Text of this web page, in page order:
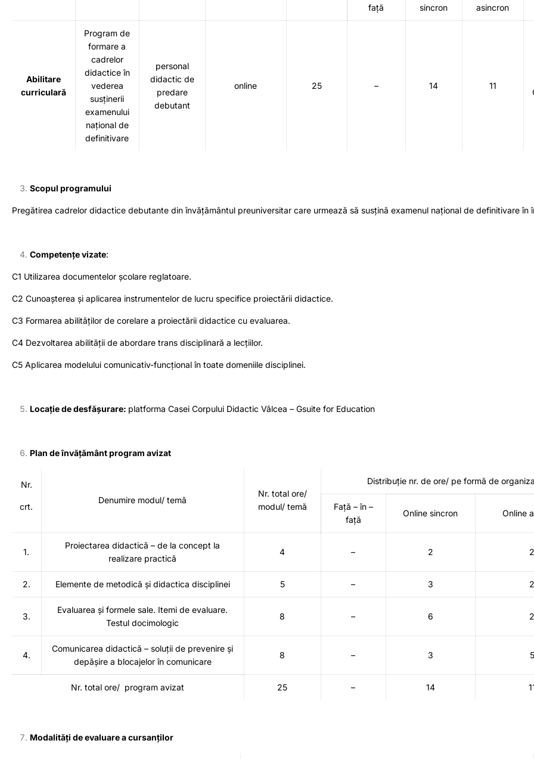
față
sincron
asincron
Abilitare
curriculară
Program de
formare a
cadrelor
didactice în
vederea
susținerii
examenului
național de
definitivare
personal
didactic de
predare
debutant
online 25 – 14 11
Scopul programului
Pregătirea cadrelor didactice debutante din învățământul preuniversitar care urmează să susțină examenul național de definitivare în
Competențe vizate:
C1 Utilizarea documentelor școlare reglatoare.
C2 Cunoașterea și aplicarea instrumentelor de lucru specifice proiectării didactice.
C3 Formarea abilităților de corelare a proiectării didactice cu evaluarea.
C4 Dezvoltarea abilității de abordare trans disciplinară a lecțiilor.
C5 Aplicarea modelului comunicativ-funcțional în toate domeniile disciplinei.
Locație de desfășurare: platforma Casei Corpului Didactic Vâlcea – Gsuite for Education
Plan de învățământ program avizat
Nr.
crt.
Denumire modul/ temă
Nr. total ore/
modul/ temă
Distribuție nr. de ore/ pe formă de
Față – în –
față
Online sincron Online
1.
Proiectarea didactică – de la concept la
realizare practică
4 – 2 2
2. Elemente de metodică și didactica disciplinei 5 – 3 2
3.
Evaluarea și formele sale. Itemi de evaluare.
Testul docimologic
8 – 6 2
4.
Comunicarea didactică – soluții de prevenire și
depășire a blocajelor în comunicare
8 – 3 5
Nr. total ore/ program avizat 25 – 14
Modalități de evaluare a cursanților